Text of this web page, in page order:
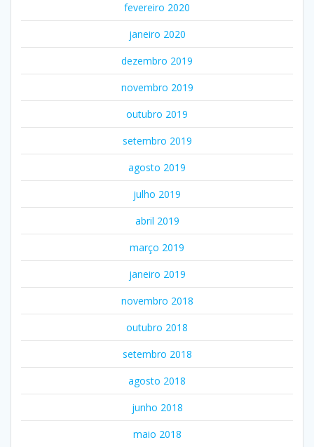
fevereiro 2020
janeiro 2020
dezembro 2019
novembro 2019
outubro 2019
setembro 2019
agosto 2019
julho 2019
abril 2019
março 2019
janeiro 2019
novembro 2018
outubro 2018
setembro 2018
agosto 2018
junho 2018
maio 2018